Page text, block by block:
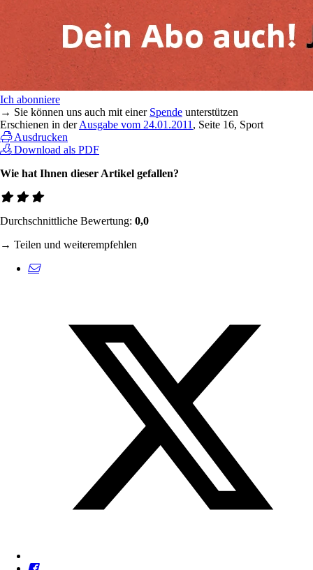
Ich abonniere
→ Sie können uns auch mit einer Spende unterstützen
Erschienen in derAusgabe vom 24.01.2011 , Seite 16, Sport
Ausdrucken
Download als PDF
Wie hat Ihnen dieser Artikel gefallen?
Durchschnittliche Bewertung: 0,0
→ Teilen und weiterempfehlen